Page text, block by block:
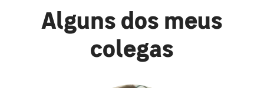
Alguns dos meus
colegas